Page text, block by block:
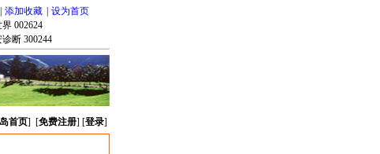
添加收藏
设为首页
002624
断 300244
首页] [免费注册] [登录]